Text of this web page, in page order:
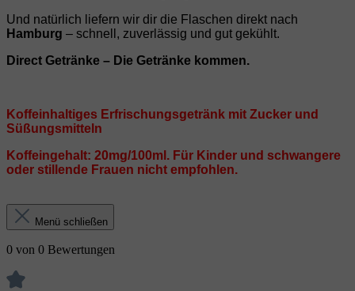
Und natürlich liefern wir dir die Flaschen direkt nach
Hamburg – schnell, zuverlässig und gut gekühlt.
Direct Getränke – Die Getränke kommen.
Koffeinhaltiges Erfrischungsgetränk mit Zucker und
Süßungsmitteln
Koffeingehalt: 20mg/100ml. Für Kinder und schwangere
oder stillende Frauen nicht empfohlen.
Menü schließen
0 von 0 Bewertungen